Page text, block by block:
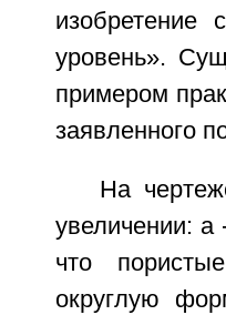
изобретение
уровень».
примером
заявленного
На
увеличении:
что
округлую